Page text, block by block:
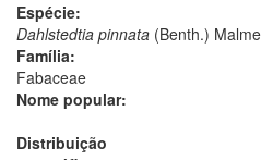
Espécie:
Dahlstedtia pinnata (Benth.) Malme
Família:
Fabaceae
Nome popular:
Distribuição